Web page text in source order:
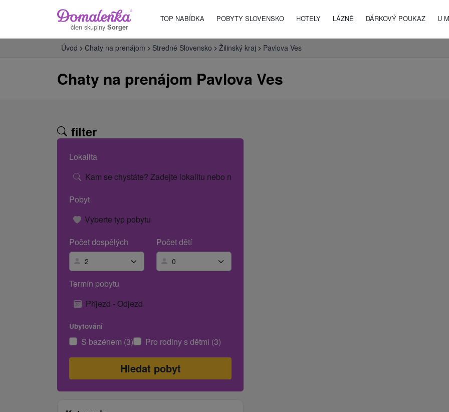
člen skupiny Sorger
TOP NABÍDKA POBYTY SLOVENSKO HOTELY LÁZNĚ DÁRKOVÝ POUKAZ U
Úvod Chaty na prenájom Stredné Slovensko Žilinský kraj Pavlova Ves
Chaty na prenájom Pavlova Ves
filter
Lokalita
Kam se chystáte? Zadejte lokalitu nebo název hotelu.
Pobyt
Vyberte typ pobytu
Počet dospělých
Počet dětí
Termín pobytu
Příjezd - Odjezd
Ubytování
S bazénem (3) Pro rodiny s dětmi (3)